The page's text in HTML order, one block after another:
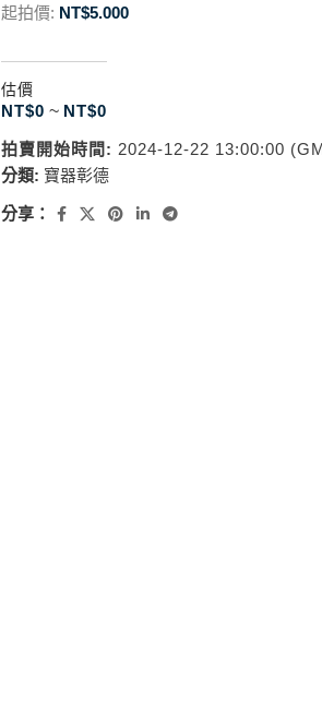
起拍價: NT$5.000
估價
NT$0 ~ NT$0
拍賣開始時間: 2024-12-22 13:00:00
分類: 寶器彰德
分享：